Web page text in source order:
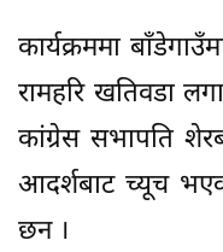
कार्यक्रममा
रामहरि खतिवडा
कांग्रेस सभापति
आदर्शबाट च्यूच
छन ।